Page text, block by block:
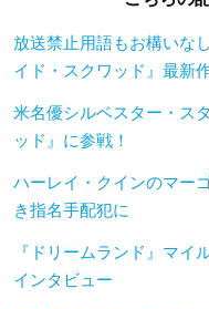
放送禁止用語もお構いな
イド・スクワッド』最新
米名優シルベスター・ス
ッド』に参戦！
ハーレイ・クインのマー
き指名手配犯に
『ドリームランド』マイ
インタビュー